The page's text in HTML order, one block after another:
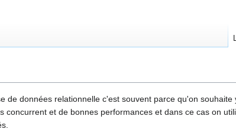
de données relationnelle c'est souvent parce qu'on
concurrent et de bonnes performances et dans ce cas on